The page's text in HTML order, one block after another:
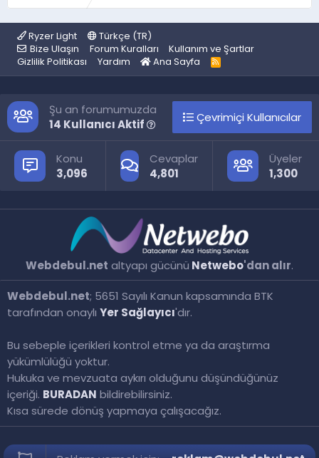
Ryzer Light
Türkçe (TR)
Bize Ulaşın
Forum Kuralları
Kullanım ve Şartlar
Gizlilik Politikası
Yardım Ana Sayfa
R
S
Şu an forumumuzda
14 Kullanıcı Aktif
Çevrimiçi Kullanıcılar
Konu
3,096
Cevaplar
4,801
Üyeler
1,300
Webdebul.net; 5651 Sayılı Kanun kapsamında BTK
tarafından onaylı Yer Sağlayıcı'dır.
Bu sebeple içerikleri kontrol etme ya da araştırma
yükümlülüğü yoktur.
Hukuka ve mevzuata aykırı olduğunu düşündüğünüz
içeriği. BURADAN bildirebilirsiniz.
Kısa sürede dönüş yapmaya çalışacağız.
Webdebul.net altyapı gücünü Netwebo'dan alır.